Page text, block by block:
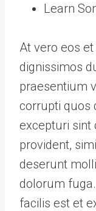
Learn
At vero eos
dignissimos
praesentium
corrupti quos
excepturi sint
provident,
deserunt
dolorum
facilis est et